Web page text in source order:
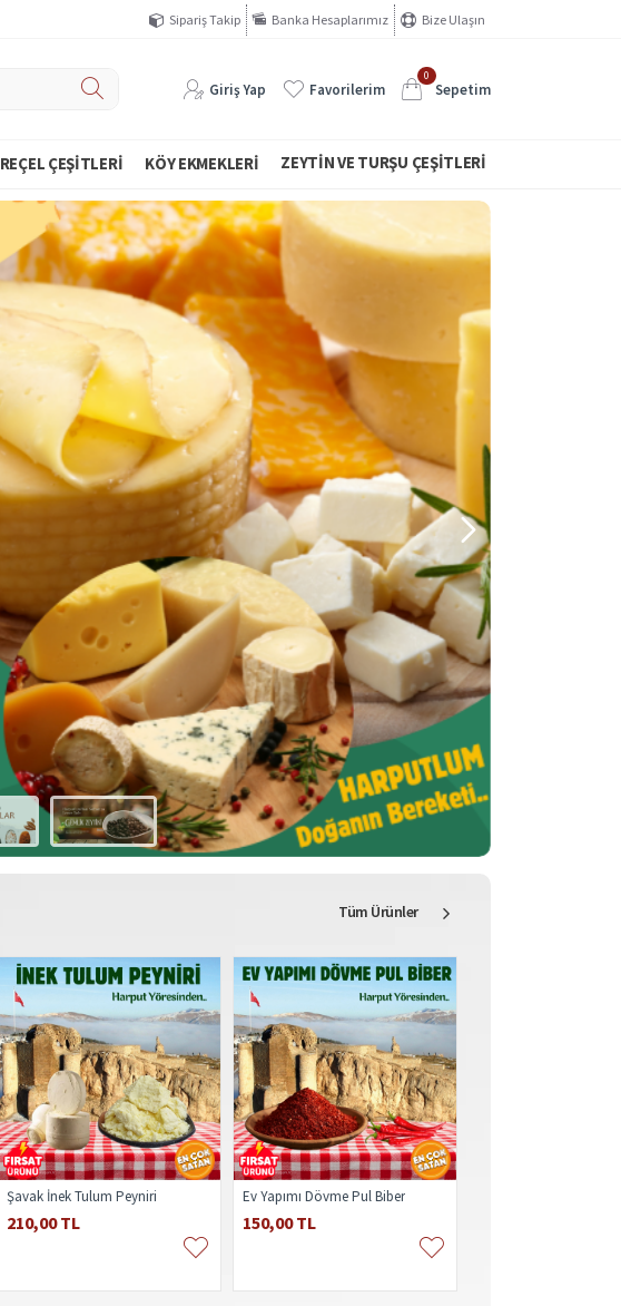
Sipariş Takip Banka Hesaplarımız Bize Ulaşın
Giriş Yap Favorilerim
0
Sepetim
REÇEL ÇEŞITLERI KÖY EKMEKLERI ZEYTIN VE TURŞU ÇEŞITLERI
Tüm Ürünler
Şavak İnek Tulum Peyniri
210,00 TL
Ev Yapımı Dövme Pul Biber
150,00 TL